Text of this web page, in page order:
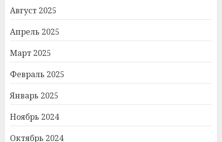
Август 2025
Апрель 2025
Март 2025
Февраль 2025
Январь 2025
Ноябрь 2024
Октябрь 2024